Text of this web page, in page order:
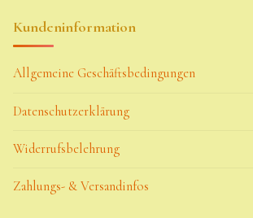
Kundeninformation
Allgemeine Geschäftsbedingungen
Datenschutzerklärung
Widerrufsbelehrung
Zahlungs- & Versandinfos